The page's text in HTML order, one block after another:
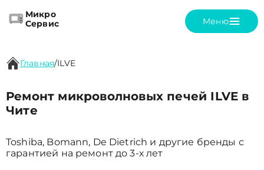
Микро
Сервис
Меню
Главная/ILVE
Ремонт микроволновых печей ILVE в
Чите
Toshiba, Bomann, De Dietrich и другие бренды с
гарантией на ремонт до 3-х лет